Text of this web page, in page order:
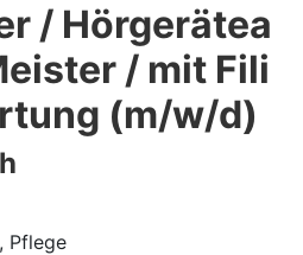
/ Hörgerätea
/ mit Fili
(m/w/d)
Pflege